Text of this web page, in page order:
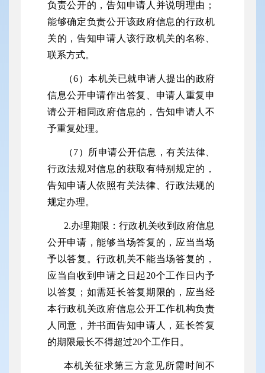
负责公开的，告知申请人并说明理由；
能够确定负责公开该政府信息的行政机
关的，告知申请人该行政机关的名称、
联系方式。
（6）本机关已就申请人提出的政府
信息公开申请作出答复、申请人重复申
请公开相同政府信息的，告知申请人不
予重复处理。
（7）所申请公开信息，有关法律、
行政法规对信息的获取有特别规定的，
告知申请人依照有关法律、行政法规的
规定办理。
2.办理期限：行政机关收到政府信息
公开申请，能够当场答复的，应当当场
予以答复。行政机关不能当场答复的，
应当自收到申请之日起20个工作日内予
以答复；如需延长答复期限的，应当经
本行政机关政府信息公开工作机构负责
人同意，并书面告知申请人，延长答复
的期限最长不得超过20个工作日。
本机关征求第三方意见所需时间不